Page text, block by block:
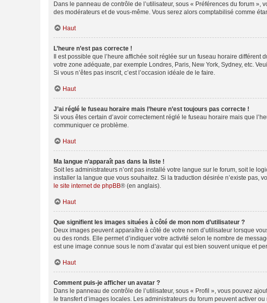
Dans le panneau de contrôle de l’utilisateur, sous « Préférences du forum
des modérateurs et de vous-même. Vous serez alors comptabilisé comme
Haut
L’heure n’est pas correcte !
Il est possible que l’heure affichée soit réglée sur un fuseau horaire
votre zone adéquate, par exemple Londres, Paris, New York, Sydney, etc.
Si vous n’êtes pas inscrit, c’est l’occasion idéale de le faire.
Haut
J’ai réglé le fuseau horaire mais l’heure n’est toujours pas correcte !
Si vous êtes certain d’avoir correctement réglé le fuseau horaire mais que
communiquer ce problème.
Haut
Ma langue n’apparaît pas dans la liste !
Soit les administrateurs n’ont pas installé votre langue sur le forum, soit le
installer la langue que vous souhaitez. Si la traduction désirée n’existe pas,
le site internet de phpBB® (en anglais).
Haut
Que signifient les images situées à côté de mon nom d’utilisateur ?
Deux images peuvent apparaître à côté de votre nom d’utilisateur lorsque
ou des ronds. Elle permet d’indiquer votre activité selon le nombre de
est une image connue sous le nom d’avatar qui est bien souvent unique et
Haut
Comment puis-je afficher un avatar ?
Dans le panneau de contrôle de l’utilisateur, sous « Profil », vous pouvez
le transfert d’images locales. Les administrateurs du forum peuvent activer